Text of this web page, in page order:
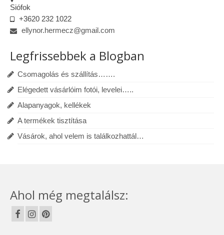
Siófok
+3620 232 1022
ellynor.hermecz@gmail.com
Legfrissebbek a Blogban
Csomagolás és szállítás…….
Elégedett vásárlóim fotói, levelei…..
Alapanyagok, kellékek
A termékek tisztítása
Vásárok, ahol velem is találkozhattál…
Ahol még megtalálsz: